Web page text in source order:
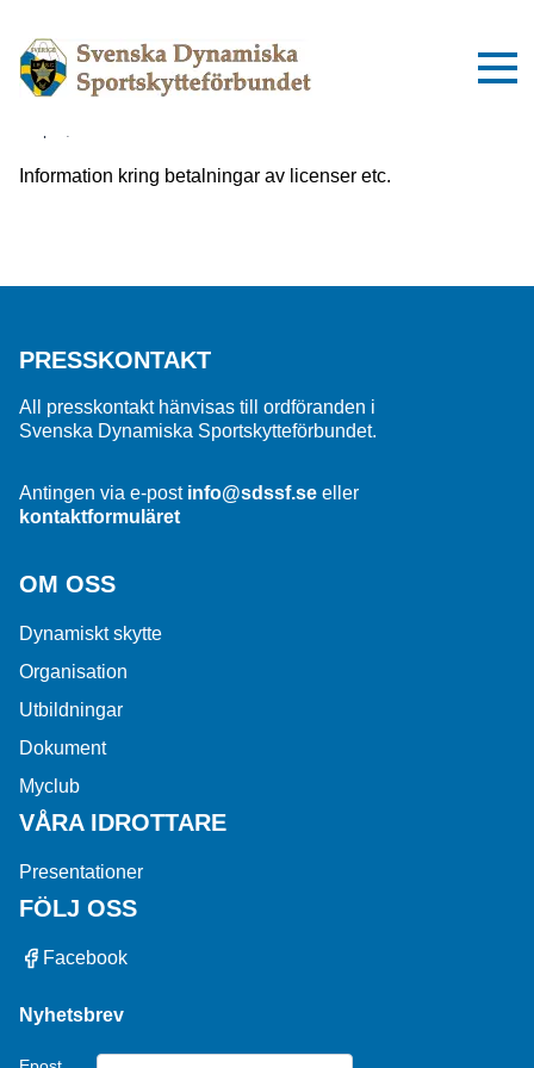
Viktig information om inbetalningar
till SDSSF
Information kring betalningar av licenser etc.
PRESSKONTAKT
All presskontakt hänvisas till ordföranden i
Svenska Dynamiska Sportskytteförbundet.
Antingen via e-post info@sdssf.se eller
kontaktformuläret
OM OSS
Dynamiskt skytte
Organisation
Utbildningar
Dokument
Myclub
VÅRA IDROTTARE
Presentationer
FÖLJ OSS
Facebook
Nyhetsbrev